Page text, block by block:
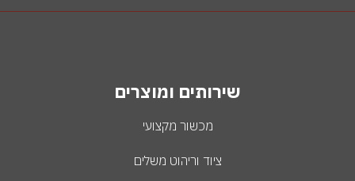
שירותים ומוצרים
מכשור מקצועי
ציוד וריהוט משלים